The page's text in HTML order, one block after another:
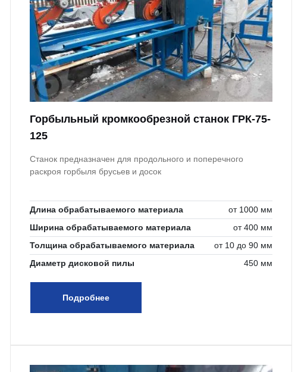
Горбыльный кромкообрезной станок ГРК-75-
125
Станок предназначен для продольного и поперечного
раскроя горбыля брусьев и досок
Длина обрабатываемого материала
от 1000 мм
Ширина обрабатываемого материала
от 400 мм
Толщина обрабатываемого материала
от 10 до 90 мм
Диаметр дисковой пилы
450 мм
Подробнее